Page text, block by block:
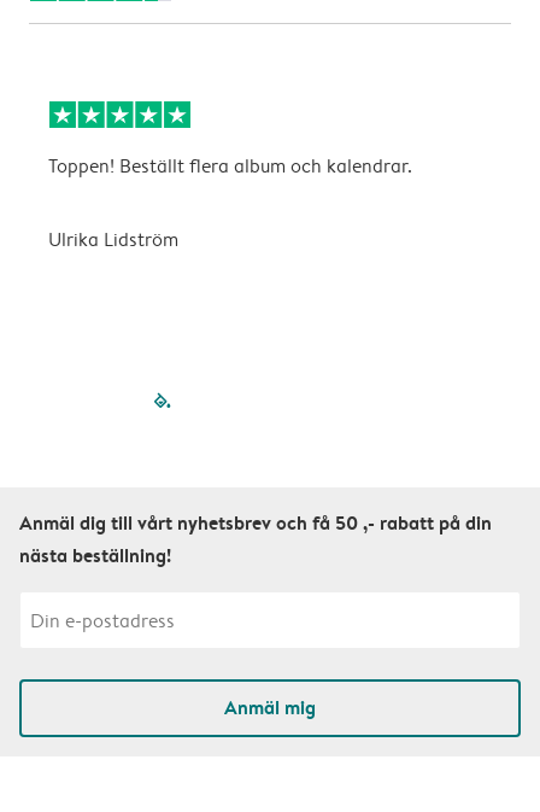
Toppen! Beställt flera album och kalendrar.
Ulrika Lidström
filled-pagination
Anmäl dig till vårt nyhetsbrev och få 50 ,- rabatt på din
nästa beställning!
Anmäl mig